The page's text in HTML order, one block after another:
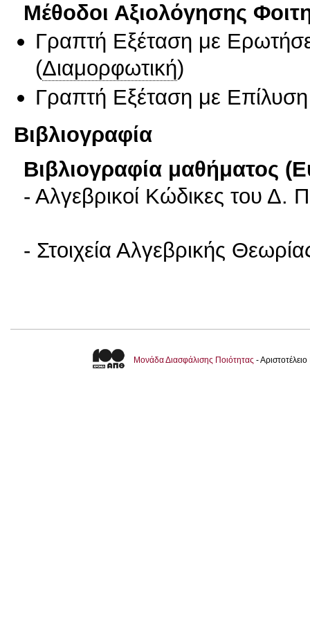
Μέθοδοι Αξιολόγησης
Γραπτή Εξέταση με
(Διαμορφωτική)
Γραπτή Εξέταση με
Βιβλιογραφία
Βιβλιογραφία μαθήματος
- Αλγεβρικοί Κώδικες του Δ.
- Στοιχεία Αλγεβρικής
Μονάδα Διασφάλισης Ποιότητας -